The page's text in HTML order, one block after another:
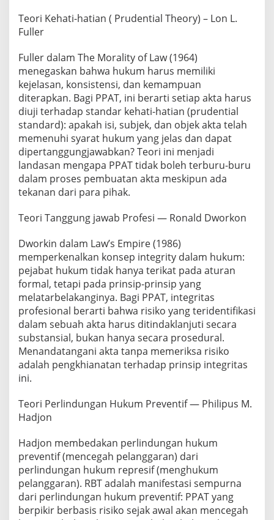
Teori Kehati-hatian ( Prudential Theory) – Lon L.
Fuller
Fuller dalam The Morality of Law (1964)
menegaskan bahwa hukum harus memiliki
kejelasan, konsistensi, dan kemampuan
diterapkan. Bagi PPAT, ini berarti setiap akta harus
diuji terhadap standar kehati-hatian (prudential
standard): apakah isi, subjek, dan objek akta telah
memenuhi syarat hukum yang jelas dan dapat
dipertanggungjawabkan? Teori ini menjadi
landasan mengapa PPAT tidak boleh terburu-buru
dalam proses pembuatan akta meskipun ada
tekanan dari para pihak.
Teori Tanggung jawab Profesi — Ronald Dworkon
Dworkin dalam Law’s Empire (1986)
memperkenalkan konsep integrity dalam hukum:
pejabat hukum tidak hanya terikat pada aturan
formal, tetapi pada prinsip-prinsip yang
melatarbelakanginya. Bagi PPAT, integritas
profesional berarti bahwa risiko yang teridentifikasi
dalam sebuah akta harus ditindaklanjuti secara
substansial, bukan hanya secara prosedural.
Menandatangani akta tanpa memeriksa risiko
adalah pengkhianatan terhadap prinsip integritas
ini.
Teori Perlindungan Hukum Preventif — Philipus M.
Hadjon
Hadjon membedakan perlindungan hukum
preventif (mencegah pelanggaran) dari
perlindungan hukum represif (menghukum
pelanggaran). RBT adalah manifestasi sempurna
dari perlindungan hukum preventif: PPAT yang
berpikir berbasis risiko sejak awal akan mencegah